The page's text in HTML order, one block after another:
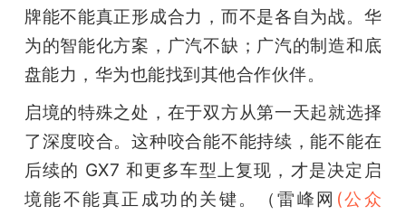
牌能不能真正形成合力，而不是各自为战。华
为的智能化方案，广汽不缺；广汽的制造和底
盘能力，华为也能找到其他合作伙伴。
启境的特殊之处，在于双方从第一天起就选择
了深度咬合。这种咬合能不能持续，能不能在
后续的 GX7 和更多车型上复现，才是决定启
境能不能真正成功的关键。（雷峰网 (公众